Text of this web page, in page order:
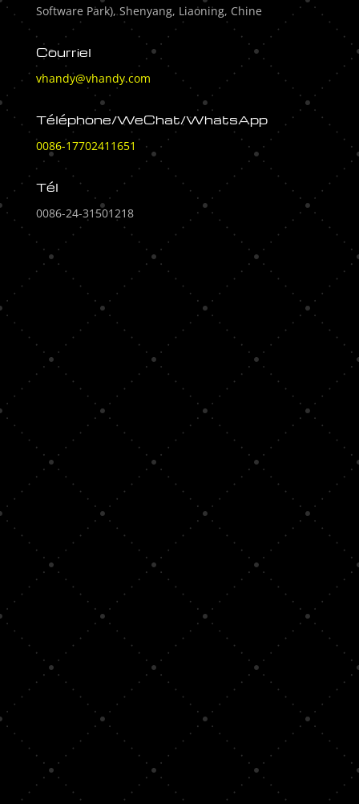
Software Park), Shenyang, Liaoning, Chine
Courriel
vhandy@vhandy.com
Téléphone/WeChat/WhatsApp
0086-17702411651
Tél
0086-24-31501218
[display_ip]